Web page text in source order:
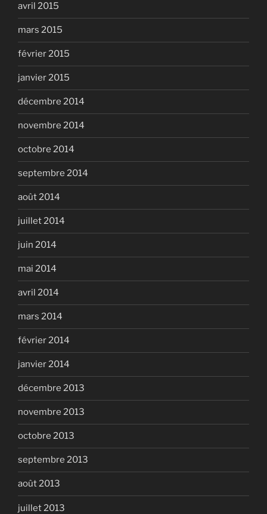
avril 2015
mars 2015
février 2015
janvier 2015
décembre 2014
novembre 2014
octobre 2014
septembre 2014
août 2014
juillet 2014
juin 2014
mai 2014
avril 2014
mars 2014
février 2014
janvier 2014
décembre 2013
novembre 2013
octobre 2013
septembre 2013
août 2013
juillet 2013